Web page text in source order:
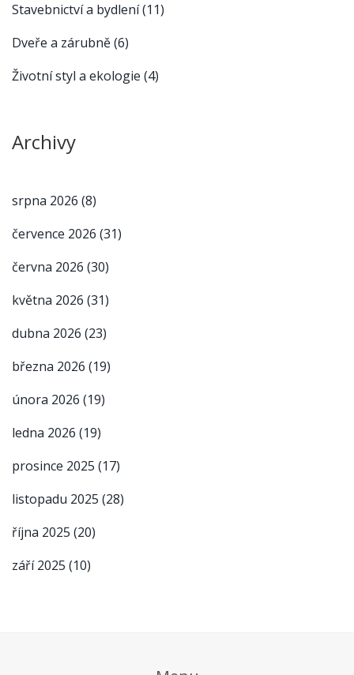
Stavebnictví a bydlení(11)
Dveře a zárubně(6)
Životní styl a ekologie (4)
Archivy
srpna 2026 (8)
července 2026 (31)
června 2026 (30)
května 2026 (31)
dubna 2026 (23)
března 2026 (19)
února 2026 (19)
ledna 2026 (19)
prosince 2025 (17)
listopadu 2025 (28)
října 2025 (20)
září 2025 (10)